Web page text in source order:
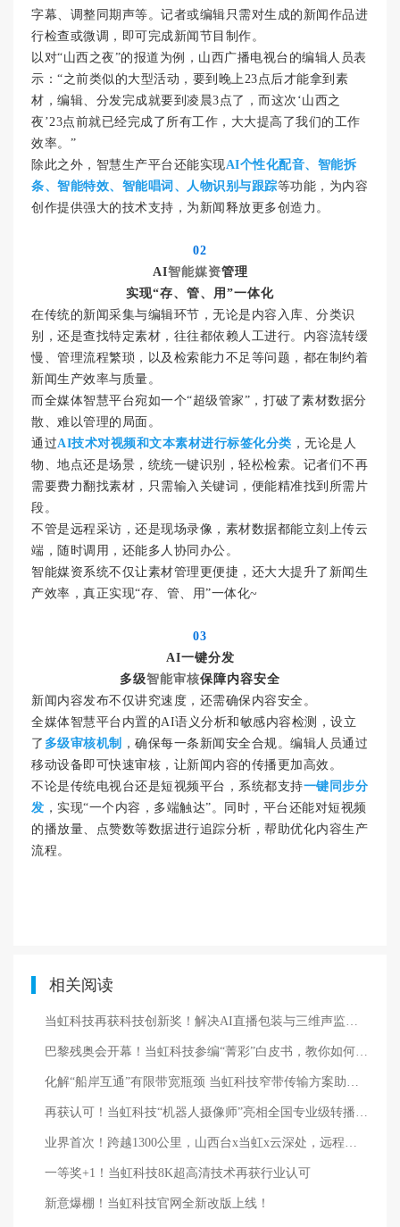
字幕、调整同期声等。记者或编辑只需对生成的新闻作品进
行检查或微调，即可完成新闻节目制作。
以对“山西之夜”的报道为例，山西广播电视台的编辑人员表
示：“之前类似的大型活动，要到晚上23点后才能拿到素
材，编辑、分发完成就要到凌晨3点了，而这次‘山西之
夜’23点前就已经完成了所有工作，大大提高了我们的工作
效率。”
除此之外，智慧生产平台还能实现AI个性化配音、智能拆
条、智能特效、智能唱词、人物识别与跟踪等功能，为内容
创作提供强大的技术支持，为新闻释放更多创造力。
02
AI智能媒资管理
实现“存、管、用”一体化
在传统的新闻采集与编辑环节，无论是内容入库、分类识
别，还是查找特定素材，往往都依赖人工进行。内容流转缓
慢、管理流程繁琐，以及检索能力不足等问题，都在制约着
新闻生产效率与质量。
而全媒体智慧平台宛如一个“超级管家”，打破了素材数据分
散、难以管理的局面。
通过AI技术对视频和文本素材进行标签化分类 ，无论是人
物、地点还是场景，统统一键识别，轻松检索。记者们不再
需要费力翻找素材，只需输入关键词，便能精准找到所需片
段。
不管是远程采访，还是现场录像，素材数据都能立刻上传云
端，随时调用，还能多人协同办公。
智能媒资系统不仅让素材管理更便捷，还大大提升了新闻生
产效率，真正实现“存、管、用”一体化~
03
AI一键分发
多级智能审核保障内容安全
新闻内容发布不仅讲究速度，还需确保内容安全。
全媒体智慧平台内置的AI语义分析和敏感内容检测，设立
了 多级审核机制
，确保每一条新闻安全合规。编辑人员通过
移动设备即可快速审核，让新闻内容的传播更加高效。
不论是传统电视台还是短视频平台，系统都支持一键同步分
发 ，实现“一个内容，多端触达”。同时，平台还能对短视频
的播放量、点赞数等数据进行追踪分析，帮助优化内容生产
流程。
相关阅读
当虹科技再获科技创新奖！解决AI直播包装与三维声监听痛点
巴黎残奥会开幕！当虹科技参编“菁彩”白皮书，教你如何把赛场搬进客厅→
化解“船岸互通”有限带宽瓶颈 当虹科技窄带传输方案助力远洋船舶数字化
再获认可！当虹科技“机器人摄像师”亮相全国专业级转播大会
业界首次！跨越1300公里，山西台x当虹x云深处，远程操控机器人直播震撼成功
一等奖+1！当虹科技8K超高清技术再获行业认可
新意爆棚！当虹科技官网全新改版上线！